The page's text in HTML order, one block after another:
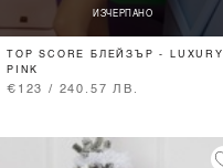
ИЗЧЕРПАНО
TOP SCORE БЛЕЙЗЪР - LUXURY
PINK
€123 / 240.57 ЛВ.